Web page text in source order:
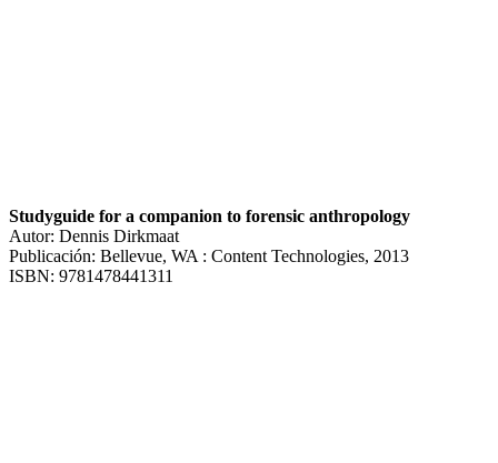
Studyguide for a companion to forensic anthropology
Autor: Dennis Dirkmaat
Publicación: Bellevue, WA : Content Technologies, 2013
ISBN: 9781478441311